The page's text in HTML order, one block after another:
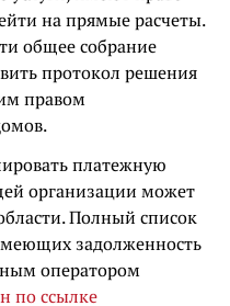
на прямые расчеты.
общее собрание
протокол решения
правом
платежную
организации может
Полный список
задолженность
оператором
по ссылке